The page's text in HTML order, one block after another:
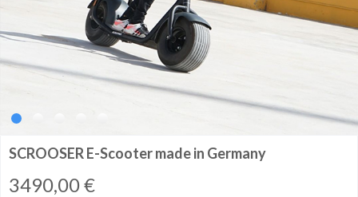
SCROOSER E-Scooter made in Germany
3490,00€